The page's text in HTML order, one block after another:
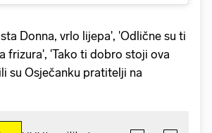
Donna, vrlo lijepa', 'Odlične su ti
frizura', 'Tako ti dobro stoji ova
su Osječanku pratitelji na